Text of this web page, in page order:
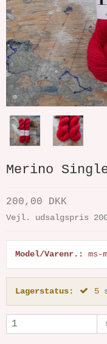
Merino
200,00 DKK
Vejl. udsalgspris
Model/Varenr.: ms-
Lagerstatus: 5